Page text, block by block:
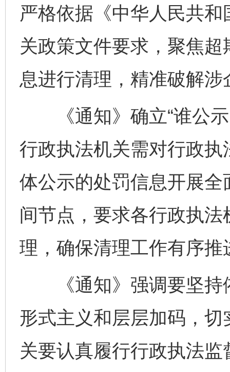
严格依据《中华人民共
关政策文件要求，聚焦
息进行清理，精准破解
《通知》确立“谁公示
行政执法机关需对行政
体公示的处罚信息开展
间节点，要求各行政执
理，确保清理工作有序推
《通知》强调要坚持
形式主义和层层加码，
关要认真履行行政执法